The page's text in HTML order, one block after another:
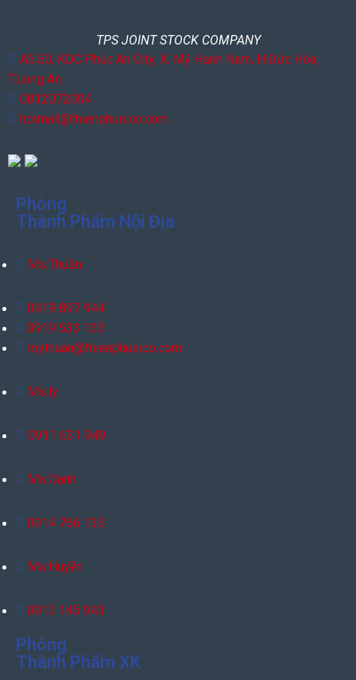
TPS JOINT STOCK COMPANY
A5.50, KDC Phúc An City, X. Mỹ Hạnh Nam, H.Đức Hòa,
T.Long An
0812072004
hotmail@thienphusico.com
Phòng
Thành Phẩm Nội Địa
Ms.Thuần
0919 897 944
0919 533 135
mythuan@thienphusico.com
Ms.ly
0911 631 949
Ms.Oanh
0914 766 135
Ms.Huyền
0913 145 943
Phòng
Thành Phẩm XK